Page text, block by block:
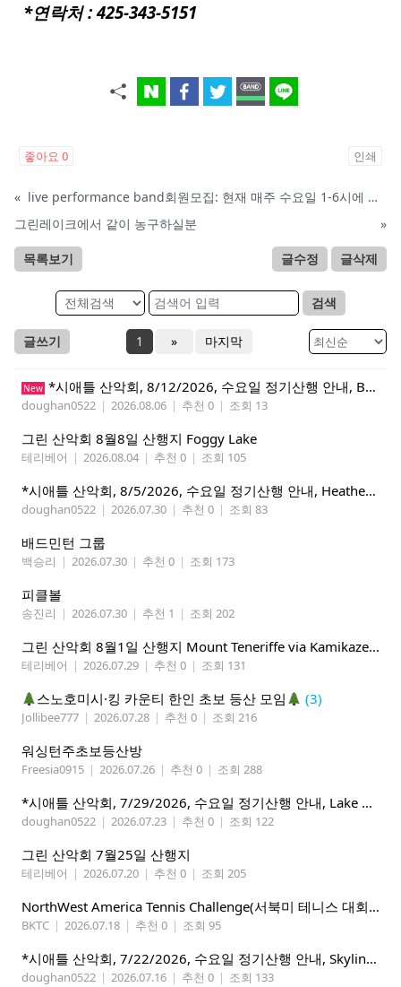
*연락처 : 425-343-5151
좋아요 0 인쇄
«
live performance band회원모집: 현재 매주 수요일 1-6시에 전문 음악 Studio에서 활동중인 진짜 악기를 다루는 밴드입니다.
그린레이크에서 같이 농구하실분
»
목록보기 글수정 글삭제
검색
글쓰기 1 » 마지막
New *시애틀 산악회, 8/12/2026, 수요일 정기산행 안내, Beckler Peak*
doughan0522 | 2026.08.06 | 추천 0 | 조회 13
그린 산악회 8월8일 산행지 Foggy Lake
테리베어 | 2026.08.04 | 추천 0 | 조회 105
*시애틀 산악회, 8/5/2026, 수요일 정기산행 안내, Heather Lake*
doughan0522 | 2026.07.30 | 추천 0 | 조회 83
배드민턴 그룹
백승리 | 2026.07.30 | 추천 0 | 조회 173
피클볼
송진리 | 2026.07.30 | 추천 1 | 조회 202
그린 산악회 8월1일 산행지 Mount Teneriffe via Kamikaze Trail/ Lillian Lake &Margaret Lake
테리베어 | 2026.07.29 | 추천 0 | 조회 131
스노호미시·킹 카운티 한인 초보 등산 모임 (3)
Jollibee777 | 2026.07.28 | 추천 0 | 조회 216
워싱턴주초보등산방
Freesia0915 | 2026.07.26 | 추천 0 | 조회 288
*시애틀 산악회, 7/29/2026, 수요일 정기산행 안내, Lake 22*
doughan0522 | 2026.07.23 | 추천 0 | 조회 122
그린 산악회 7월25일 산행지
테리베어 | 2026.07.20 | 추천 0 | 조회 205
NorthWest America Tennis Challenge(서북미 테니스 대회) 마감임박!!!!!
BKTC | 2026.07.18 | 추천 0 | 조회 95
*시애틀 산악회, 7/22/2026, 수요일 정기산행 안내, Skyline Trail Loop(Mt. Rainier)*
doughan0522 | 2026.07.16 | 추천 0 | 조회 133